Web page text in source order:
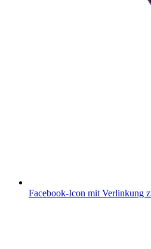
Facebook-Icon mit Verlinkung